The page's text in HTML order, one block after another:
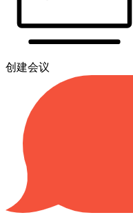
创建会议